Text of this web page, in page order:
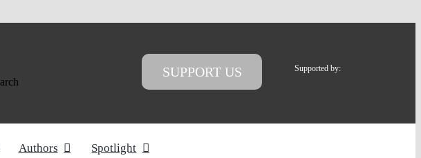
SUPPORT US Supported by:
Authors Spotlight